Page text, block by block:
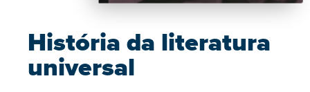
História da literatura
universal